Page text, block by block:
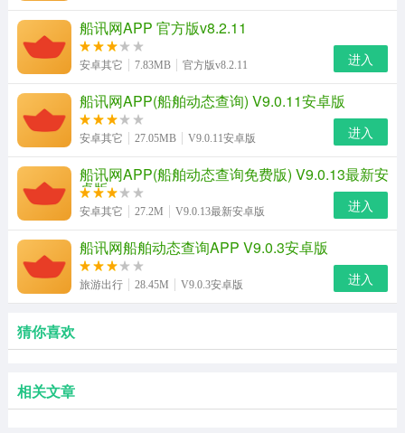
船讯网APP 官方版v8.2.11
安卓其它 7.83MB 官方版v8.2.11 进入
船讯网APP(船舶动态查询) V9.0.11安卓版
安卓其它 27.05MB V9.0.11安卓版 进入
船讯网APP(船舶动态查询免费版) V9.0.13最新安
卓版
安卓其它 27.2M V9.0.13最新安卓版 进入
船讯网船舶动态查询APP V9.0.3安卓版
旅游出行 28.45M V9.0.3安卓版 进入
猜你喜欢
相关文章